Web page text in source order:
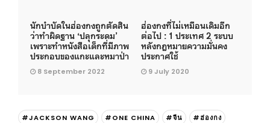
นักบำบัดในฮ่องกงถูกตัดสิน
ว่าทำผิดฐาน ‘ปลุกระดม’
เพราะทำหนังสือเด็กที่มีภาพ
ประกอบของแกะและหมาป่า
8 September 2022
ฮ่องกงที่ไม่เหมือนเดิมอีก
ต่อไป : 1 ประเทศ 2 ระบบ
หลังกฎหมายความมั่นคง
ประกาศใช้
9 July 2020
#JACKSON WANG #ONE CHINA #จีน
#ฮ่องกง